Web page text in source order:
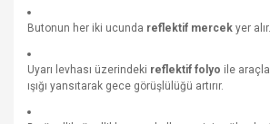
Butonun her iki ucunda reflektif mercek yer alır.
Uyarı levhası üzerindeki reflektif folyo ile
ışığı yansıtarak gece görüşlülüğü artırır.